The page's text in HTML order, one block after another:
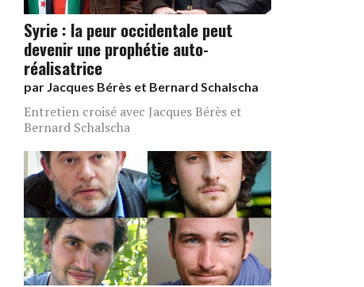
Syrie : la peur occidentale peut
devenir une prophétie auto-
réalisatrice
par Jacques Bérès et Bernard Schalscha
Entretien croisé avec Jacques Bérès et
Bernard Schalscha